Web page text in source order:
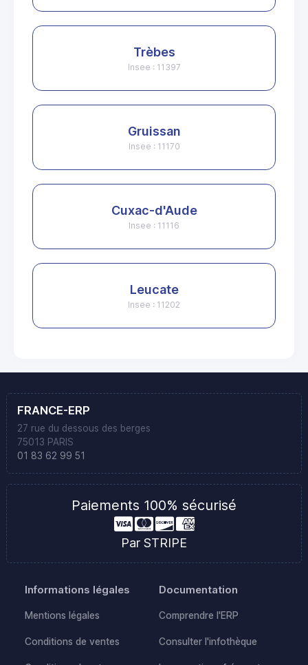
Trèbes
Insee : 11397
Gruissan
Insee : 11170
Cuxac-d'Aude
Insee : 11116
Leucate
Insee : 11202
FRANCE-ERP
27 rue du dessous des berges
75013 PARIS
01 83 62 99 51
Paiements 100% sécurisé
Par STRIPE
Informations légales
Mentions légales
Conditions de ventes
Documentation
Comprendre l'ERP
Consulter l'infothèque